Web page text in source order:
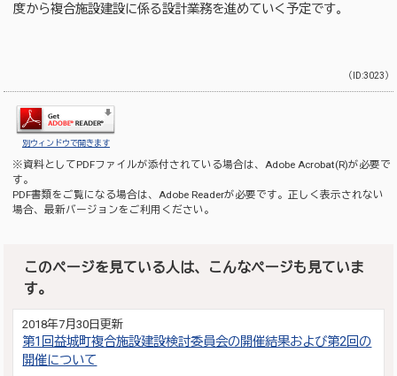
度から複合施設建設に係る設計業務を進めていく予定です。
（ID:3023）
別ウィンドウで開きます
※資料としてPDFファイルが添付されている場合は、Adobe Acrobat(R)が必要で
す。
PDF書類をご覧になる場合は、Adobe Readerが必要です。正しく表示されない
場合、最新バージョンをご利用ください。
このページを見ている人は、こんなページも見ていま
す。
2018年7月30日更新
第1回益城町複合施設建設検討委員会の開催結果および第2回の
開催について